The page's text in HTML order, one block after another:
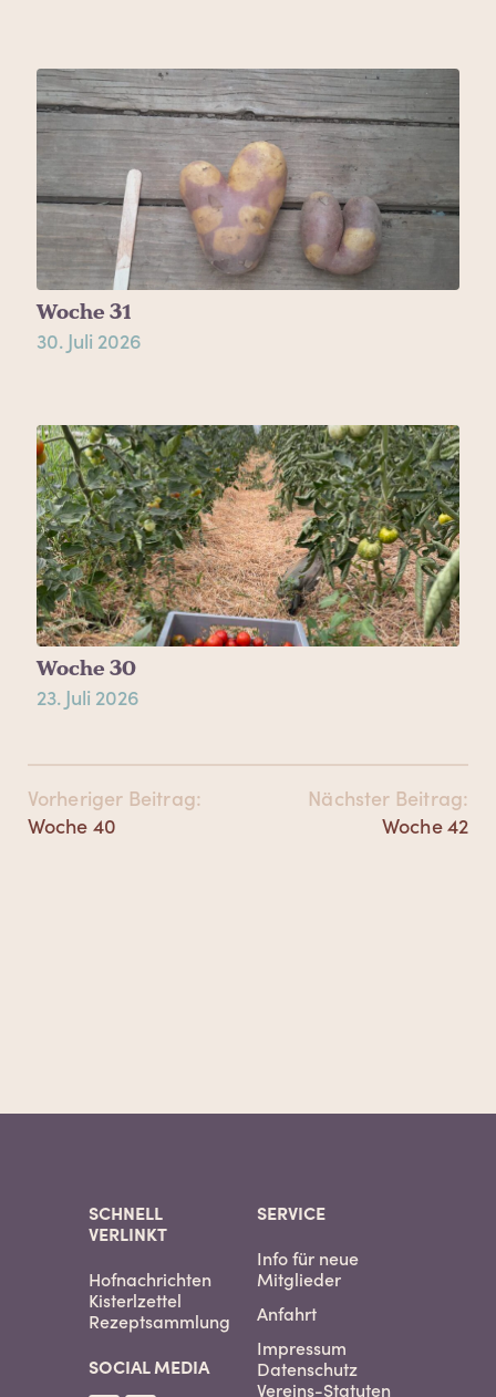
Woche 31
30. Juli 2026
Woche 30
23. Juli 2026
Beitrags-
Navigation
Vorheriger Beitrag:
Vorheriger
Woche 40
Nächster Beitrag:
Nächster
Woche 42
SCHNELL
VERLINKT
Hofnachrichten
Kisterlzettel
Rezeptsammlung
SOCIAL MEDIA
SERVICE
Info für neue
Mitglieder
Anfahrt
Impressum
Datenschutz
Vereins-Statuten